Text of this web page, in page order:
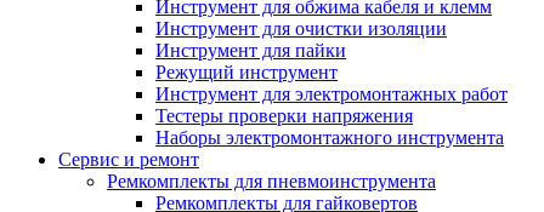
Инструмент для обжима кабеля и клемм
Инструмент для очистки изоляции
Инструмент для пайки
Режущий инструмент
Инструмент для электромонтажных работ
Тестеры проверки напряжения
Наборы электромонтажного инструмента
Сервис и ремонт
Ремкомплекты для пневмоинструмента
Ремкомплекты для гайковертов